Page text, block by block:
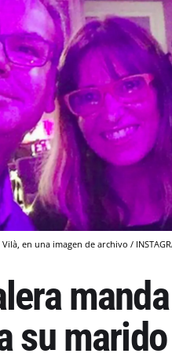
en una imagen de archivo /
su marido